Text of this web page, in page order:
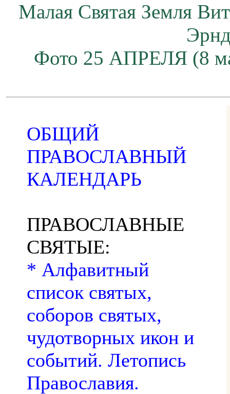
Малая Святая Земля
Фото 25 АПРЕЛЯ (8
ОБЩИЙ
ПРАВОСЛАВНЫЙ
КАЛЕНДАРЬ
ПРАВОСЛАВНЫЕ
СВЯТЫЕ:
* Алфавитный
список святых,
соборов святых,
чудотворных икон и
событий. Летопись
Православия.